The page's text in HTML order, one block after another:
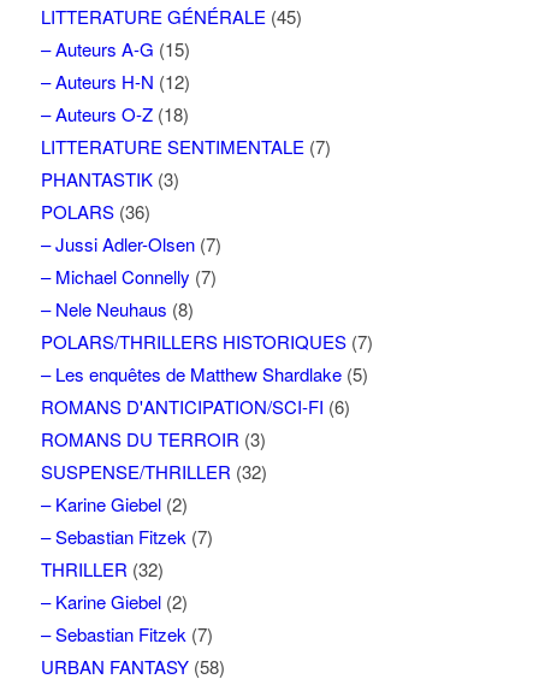
LITTERATURE GÉNÉRALE(45)
– Auteurs A-G (15)
– Auteurs H-N (12)
– Auteurs O-Z(18)
LITTERATURE SENTIMENTALE(7)
PHANTASTIK(3)
POLARS(36)
– Jussi Adler-Olsen(7)
– Michael Connelly (7)
– Nele Neuhaus (8)
POLARS/THRILLERS HISTORIQUES(7)
– Les enquêtes de Matthew Shardlake(5)
ROMANS D'ANTICIPATION/SCI-FI (6)
ROMANS DU TERROIR (3)
SUSPENSE/THRILLER (32)
– Karine Giebel(2)
– Sebastian Fitzek(7)
THRILLER (32)
– Karine Giebel(2)
– Sebastian Fitzek(7)
URBAN FANTASY(58)